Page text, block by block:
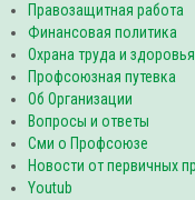
Правозащитная работа
Финансовая политика
Охрана труда и здоровья
Профсоюзная путевка
Об Организации
Вопросы и ответы
Сми о Профсоюзе
Новости от первичных
Youtub